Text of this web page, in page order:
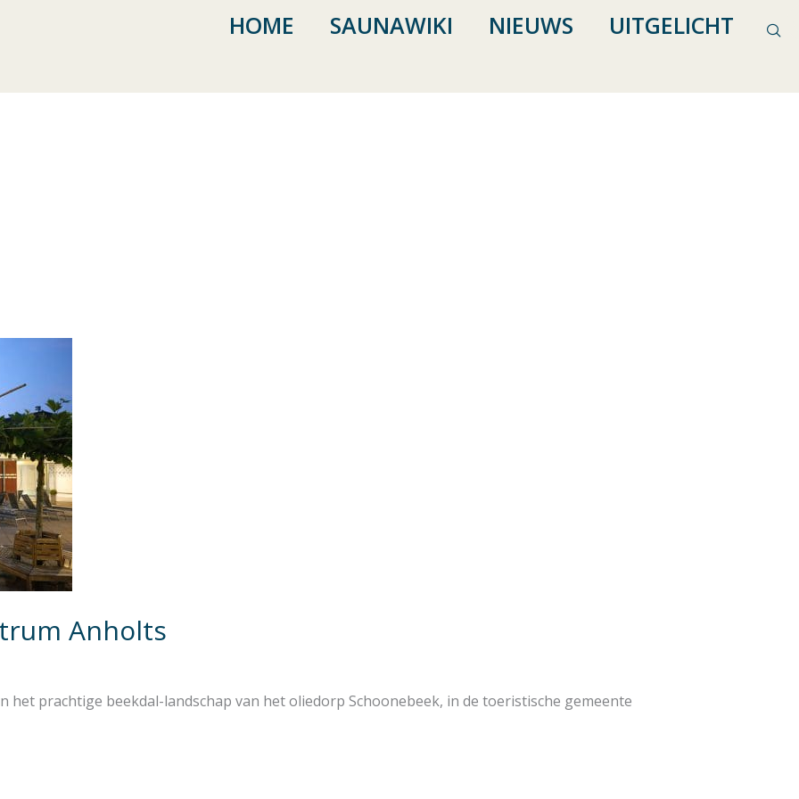
HOME SAUNAWIKI NIEUWS UITGELICHT
Anholts
het prachtige beekdal-landschap van het oliedorp Schoonebeek, in de toeristische gemeente